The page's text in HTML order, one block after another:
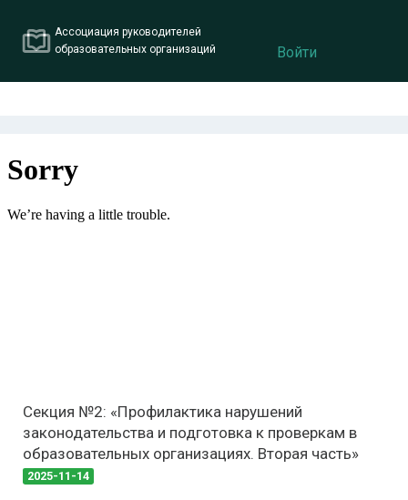
Ассоциация руководителей
образовательных организаций
Войти
Секция №2: «Профилактика нарушений
законодательства и подготовка к проверкам в
образовательных организациях. Вторая часть»
2025-11-14